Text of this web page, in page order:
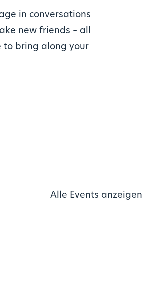
in conversations
new friends – all
to bring along your
Alle Events anzeigen